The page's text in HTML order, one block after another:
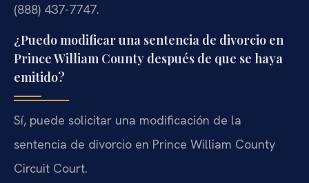
(888) 437-7747.
¿Puedo modificar una sentencia de divorcio en
Prince William County después de que se haya
emitido?
Sí, puede solicitar una modificación de la
sentencia de divorcio en Prince William County
Circuit Court.